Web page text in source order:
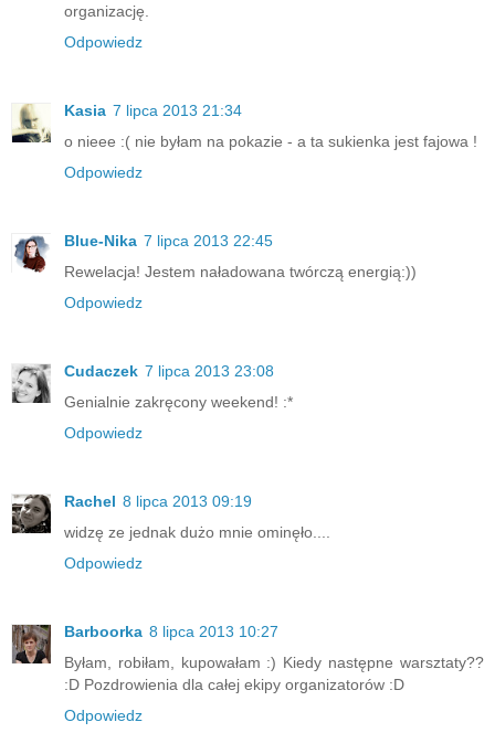
organizację.
Odpowiedz
Kasia 7 lipca 2013 21:34
o nieee :( nie byłam na pokazie - a ta sukienka jest fajowa !
Odpowiedz
Blue-Nika 7 lipca 2013 22:45
Rewelacja! Jestem naładowana twórczą energią:))
Odpowiedz
Cudaczek 7 lipca 2013 23:08
Genialnie zakręcony weekend! :*
Odpowiedz
Rachel 8 lipca 2013 09:19
widzę ze jednak dużo mnie ominęło....
Odpowiedz
Barboorka 8 lipca 2013 10:27
Byłam, robiłam, kupowałam :) Kiedy następne warsztaty??
:D Pozdrowienia dla całej ekipy organizatorów :D
Odpowiedz